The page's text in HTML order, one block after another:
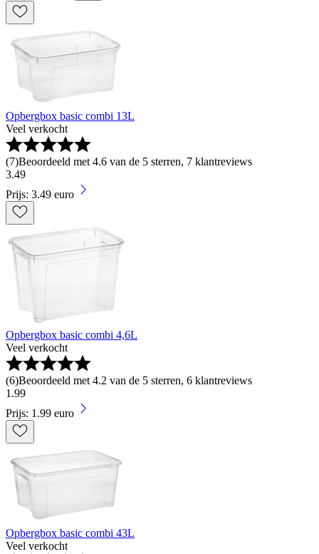
Opbergbox basic combi 13L
Veel verkocht
(7)Beoordeeld met 4.6 van de 5 sterren, 7 klantreviews
3.49
Prijs: 3.49 euro
Opbergbox basic combi 4,6L
Veel verkocht
(6)Beoordeeld met 4.2 van de 5 sterren, 6 klantreviews
1 .99
Prijs: 1.99 euro
Opbergbox basic combi 43L
Veel verkocht